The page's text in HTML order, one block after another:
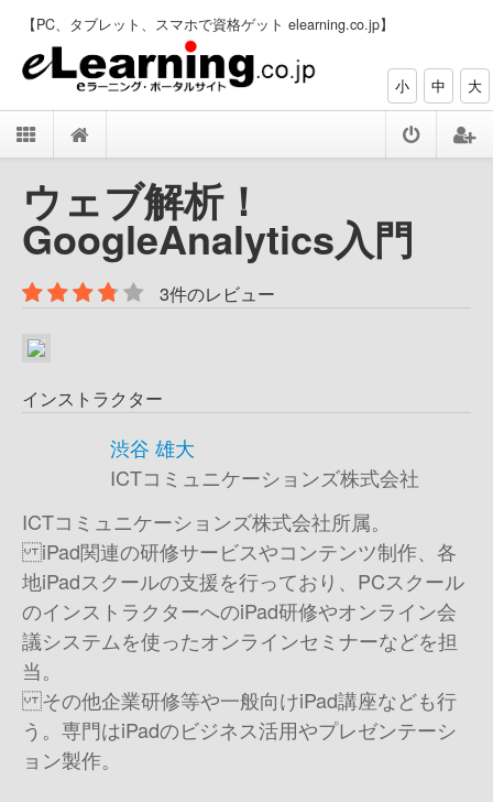
【PC、タブレット、スマホで資格ゲット elearning.co.jp】
小 中 大
ウェブ解析！
GoogleAnalytics入門
3件のレビュー
インストラクター
渋谷 雄大
ICTコミュニケーションズ株式会社
ICTコミュニケーションズ株式会社所属。
iPad関連の研修サービスやコンテンツ制作、各
地iPadスクールの支援を行っており、 PCスクール
のインストラクターへのiPad研修やオンライン会
議システムを使ったオンラインセミナーなどを担
当。
その他企業研修等や一般向けiPad講座なども行
う。専門はiPadのビジネス活用やプレゼンテーシ
ョン製作。